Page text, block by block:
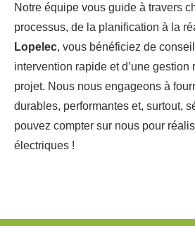
Notre équipe vous guide à travers
processus, de la planification à la
Lopelec, vous bénéficiez de
intervention rapide et d’une gestion
projet. Nous nous engageons à
durables, performantes et, surtout,
pouvez compter sur nous pour
électriques !